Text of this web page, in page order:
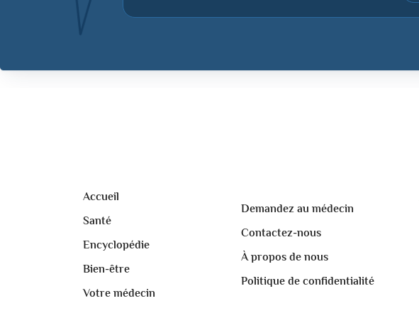
Accueil
Santé
Encyclopédie
Bien-être
Votre médecin
Demandez au médecin
Contactez-nous
À propos de nous
Politique de confidentialité